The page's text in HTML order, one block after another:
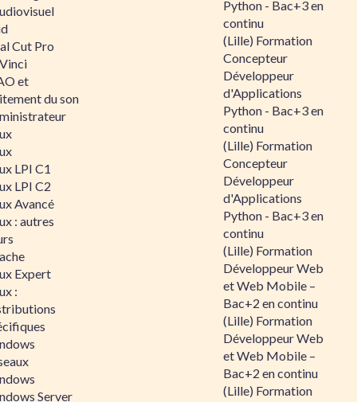
Cut Pro
et
du son
LPI C1
LPI C2
Avancé
: autres
Expert
:
Server
Python - Bac+3 en
continu
(Lille) Formation
Concepteur
Développeur
d'Applications
Python - Bac+3 en
continu
(Lille) Formation
Concepteur
Développeur
d'Applications
Python - Bac+3 en
continu
(Lille) Formation
Développeur Web
et Web Mobile –
Bac+2 en continu
(Lille) Formation
Développeur Web
et Web Mobile –
Bac+2 en continu
(Lille) Formation